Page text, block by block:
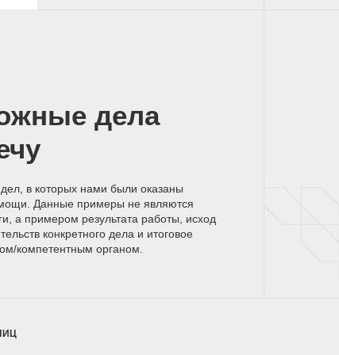
дела
в которых нами были оказаны
Данные примеры не являются
а примером результата работы, исход
конкретного дела и итоговое
компетентным органом.